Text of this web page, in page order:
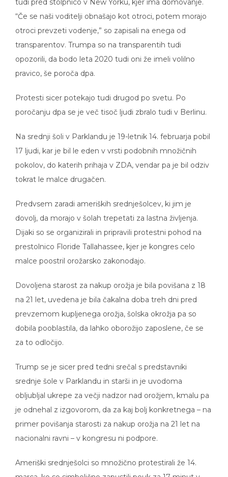
“Če se naši voditelji obnašajo kot otroci, potem morajo
otroci prevzeti vodenje,” so zapisali na enega od
transparentov. Trumpa so na transparentih tudi
opozorili, da bodo leta 2020 tudi oni že imeli volilno
pravico, še poroča dpa.
poročanju dpa se je več tisoč ljudi zbralo tudi v Berlinu.
17 ljudi, kar je bil le eden v vrsti podobnih množičnih
pokolov, do katerih prihaja v ZDA, vendar pa je bil odziv
tokrat le malce drugačen.
dovolj, da morajo v šolah trepetati za lastna življenja.
Dijaki so se organizirali in pripravili protestni pohod na
prestolnico Floride Tallahassee, kjer je kongres celo
malce poostril orožarsko zakonodajo.
na 21 let, uvedena je bila čakalna doba treh dni pred
prevzemom kupljenega orožja, šolska okrožja pa so
dobila pooblastila, da lahko oborožijo zaposlene, če se
za to odločijo.
srednje šole v Parklandu in starši in je uvodoma
obljubljal ukrepe za večji nadzor nad orožjem, kmalu pa
je odnehal z izgovorom, da za kaj bolj konkretnega – na
primer povišanja starosti za nakup orožja na 21 let na
nacionalni ravni – v kongresu ni podpore.
marca, ko so simbolično zapustili pouk za 17 minut v